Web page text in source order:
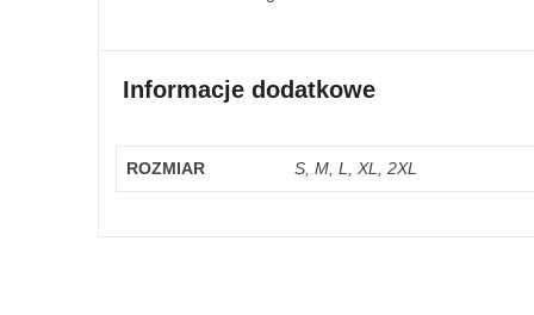
Informacje dodatkowe
ROZMIAR S, M, L, XL, 2XL